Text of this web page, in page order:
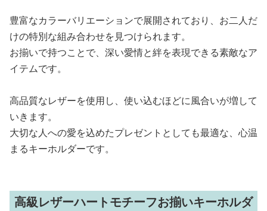
豊富なカラーバリエーションで展開されており、お二人だ
けの特別な組み合わせを見つけられます。
お揃いで持つことで、深い愛情と絆を表現できる素敵なア
イテムです。
高品質なレザーを使用し、使い込むほどに風合いが増して
いきます。
大切な人への愛を込めたプレゼントとしても最適な、心温
まるキーホルダーです。
高級レザーハートモチーフお揃いキーホルダ